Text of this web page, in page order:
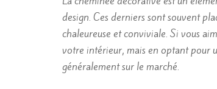
design. Ces derniers sont souvent
chaleureuse et conviviale. Si vous
votre intérieur, mais en optant pour
généralement sur le marché.